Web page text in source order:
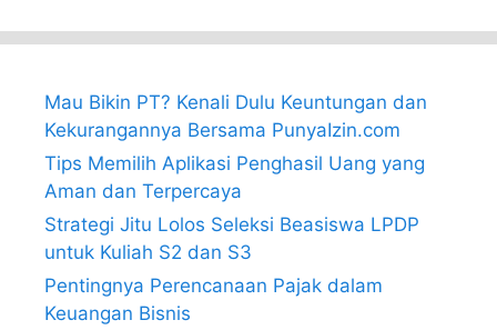
Mau Bikin PT? Kenali Dulu Keuntungan dan
Kekurangannya Bersama PunyaIzin.com
Tips Memilih Aplikasi Penghasil Uang yang
Aman dan Terpercaya
Strategi Jitu Lolos Seleksi Beasiswa LPDP
untuk Kuliah S2 dan S3
Pentingnya Perencanaan Pajak dalam
Keuangan Bisnis